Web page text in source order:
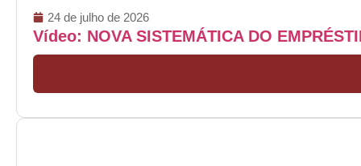
24 de julho de 2026
Vídeo: NOVA SISTEMÁTICA DO